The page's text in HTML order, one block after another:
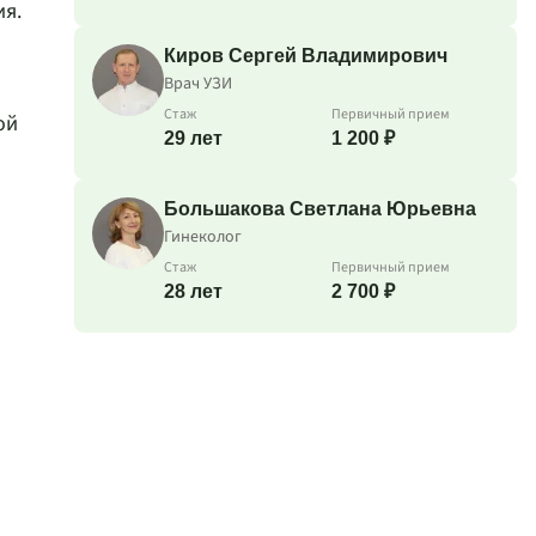
Киров Сергей Владимирович
Врач УЗИ
Стаж
29 лет
Первичный прием
1 200 ₽
Большакова Светлана Юрьевна
Гинеколог
Стаж
28 лет
Первичный прием
2 700 ₽